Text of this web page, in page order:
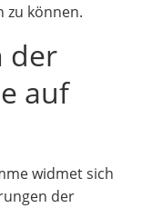
zu können.
der
auf
widmet sich
der